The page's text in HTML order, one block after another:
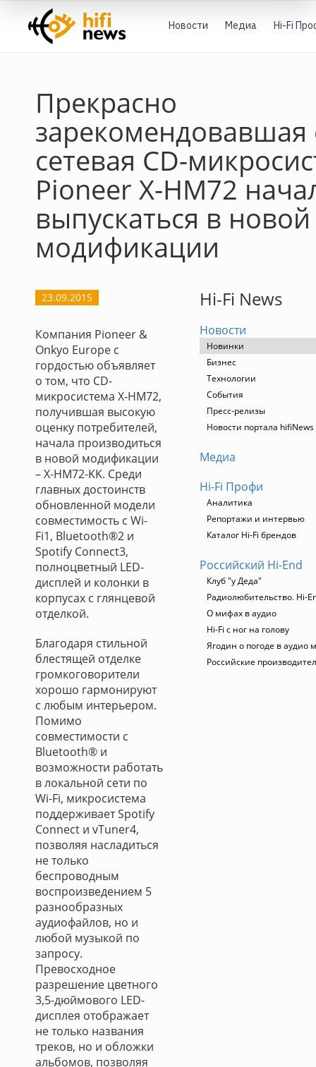
Новости Медиа Hi-Fi
Прекрасно
зарекомендовавшая
сетевая CD-
Pioneer X-HM72
выпускаться в новой
модификации
23.09.2015
Компания Pioneer &
Onkyo Europe с
гордостью объявляет
о том, что CD-
микросистема X-HM72,
получившая высокую
оценку потребителей,
начала производиться
в новой модификации
– X-HM72-KK. Среди
главных достоинств
обновленной модели
совместимость с Wi-
Fi1, Bluetooth®2 и
Spotify Connect3,
полноцветный LED-
дисплей и колонки в
корпусах с глянцевой
отделкой.
Благодаря стильной
блестящей отделке
громкоговорители
хорошо гармонируют
с любым интерьером.
Помимо
совместимости с
Bluetooth® и
возможности работать
в локальной сети по
Wi-Fi, микросистема
поддерживает Spotify
Connect и vTuner4,
позволяя насладиться
не только
беспроводным
воспроизведением 5
разнообразных
аудиофайлов, но и
любой музыкой по
запросу.
Превосходное
разрешение цветного
3,5-дюймового LED-
дисплея отображает
не только названия
треков, но и обложки
альбомов, позволяя
Hi-Fi News
Новости
Новинки
Бизнес
Технологии
События
Пресс-релизы
Новости портала hifiNews
Медиа
Hi-Fi Профи
Аналитика
Репортажи и интервью
Каталог Hi-Fi брендов
Российский Hi-End
Клуб "у Деда"
Радиолюбительство. Hi-
О мифах в аудио
Hi-Fi с ног на голову
Ягодин о погоде в аудио
Российские